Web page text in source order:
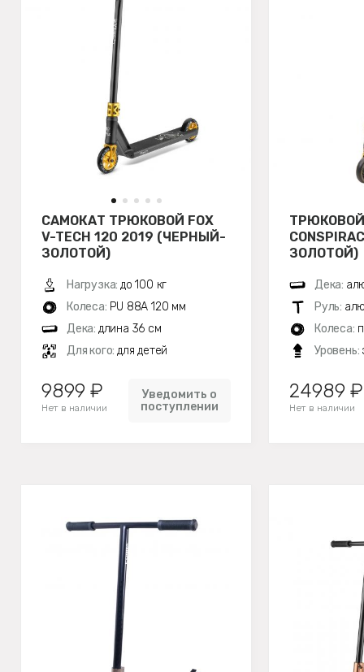
САМОКАТ ТРЮКОВОЙ FOX
V-TECH 120 2019 (ЧЕРНЫЙ-
ЗОЛОТОЙ)
Нагрузка: до 100 кг
Колеса: PU 88A 120 мм
Дека: длина 36 см
Для кого: для детей
9899 ₽
Нет в наличии
Уведомить о
поступлении
ТРЮКОВОЙ
ЗОЛОТОЙ)
Дека:
Руль:
Колеса:
Уровень:
24989 ₽
Нет в наличии